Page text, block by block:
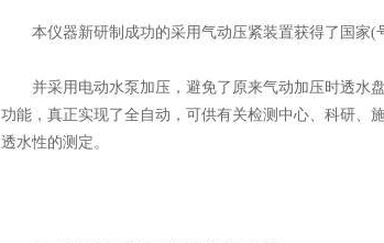
本仪器新研制成功的采用气动压紧装置获得了国家(号
并采用电动水泵加压，避免了原来气动加压时透水盘
功能，真正实现了全自动，可供有关检测中心、科研、
透水性的测定。